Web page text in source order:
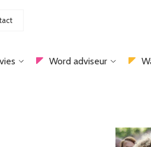
Word adviseur